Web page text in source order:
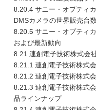
8.20.4 サニー・オプティ
DMSカメラの世界販売台
8.20.5 サニー・オプティ
および最新動向
8.21 連創電子技術株式会
8.21.1 連創電子技術株式
8.21.2 連創電子技術株式
8.21.3 連創電子技術株式
品ラインナップ